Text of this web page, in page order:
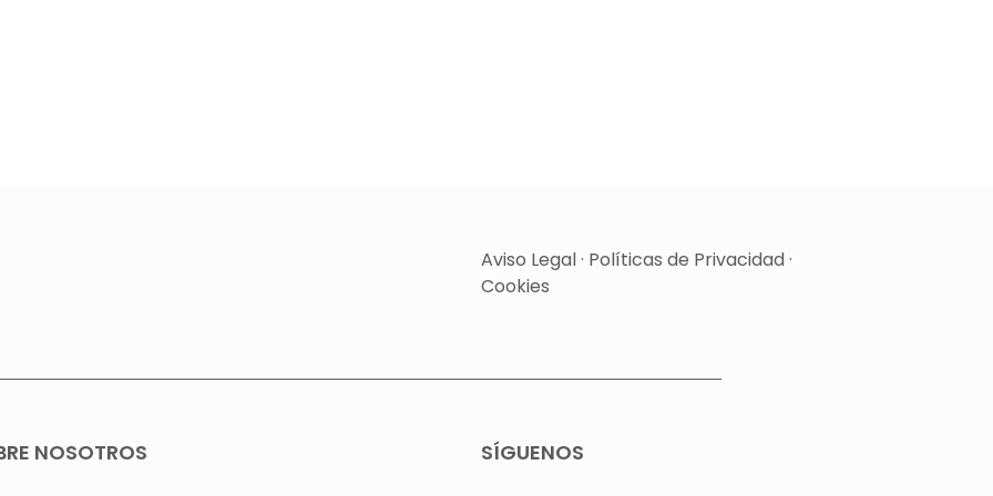
Aviso Legal· Políticas de Privacidad·
Cookies
NOSOTROS SÍGUENOS